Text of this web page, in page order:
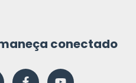
conectado